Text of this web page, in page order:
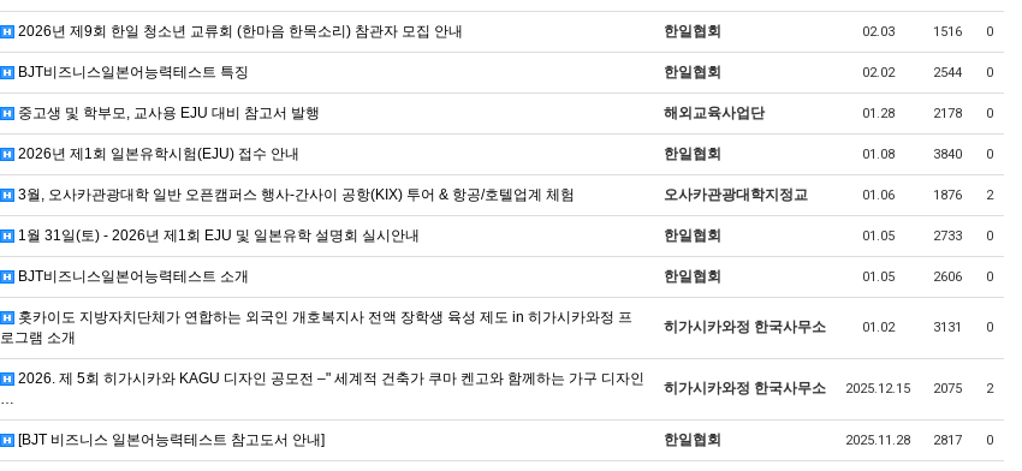
2026년 제9회 한일 청소년 교류회 (한마음 한목소리) 참관자 모집 안내 한일협회 02.03 1516 0
BJT비즈니스일본어능력테스트 특징 한일협회 02.02 2544 0
중고생 및 학부모, 교사용 EJU 대비 참고서 발행 해외교육사업단 01.28 2178 0
2026년 제1회 일본유학시험(EJU) 접수 안내 한일협회 01.08 3840 0
3월, 오사카관광대학 일반 오픈캠퍼스 행사-간사이 공항(KIX) 투어 & 항공/호텔업계 체험 오사카관광대학지정교 01.06 1876 2
1월 31일(토) - 2026년 제1회 EJU 및 일본유학 설명회 실시안내 한일협회 01.05 2733 0
BJT비즈니스일본어능력테스트 소개 한일협회 01.05 2606 0
홋카이도 지방자치단체가 연합하는 외국인 개호복지사 전액 장학생 육성 제도 in 히가시카와정 프
로그램 소개
히가시카와정 한국사무소 01.02 3131 0
2026. 제 5회 히가시카와 KAGU 디자인 공모전 –" 세계적 건축가 쿠마 켄고와 함께하는 가구 디자인
…
히가시카와정 한국사무소 2025.12.15 2075 2
[BJT 비즈니스 일본어능력테스트 참고도서 안내] 한일협회 2025.11.28 2817 0